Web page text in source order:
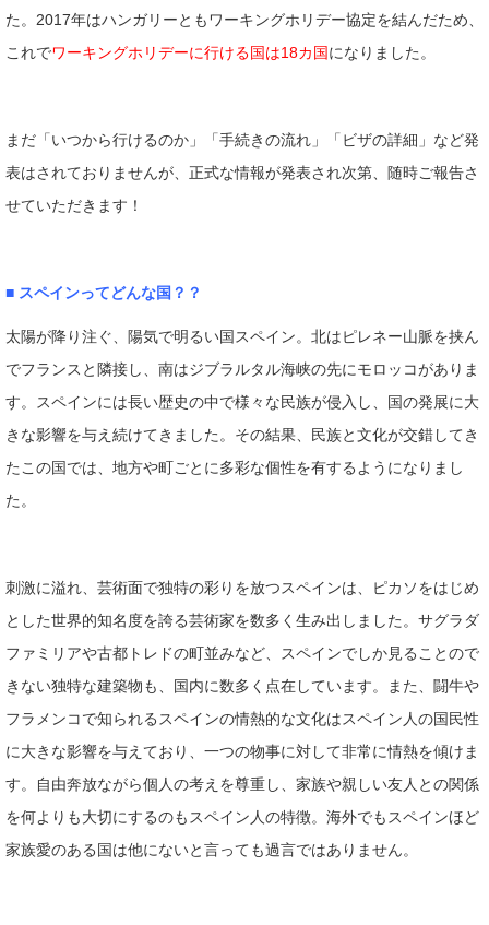
た。2017年はハンガリーともワーキングホリデー協定を結んだため、
これでワーキングホリデーに行ける国は18カ国になりました。
まだ「いつから行けるのか」「手続きの流れ」「ビザの詳細」など発
表はされておりませんが、正式な情報が発表され次第、随時ご報告さ
せていただきます！
■ スペインってどんな国？？
太陽が降り注ぐ、陽気で明るい国スペイン。北はピレネー山脈を挟ん
でフランスと隣接し、南はジブラルタル海峡の先にモロッコがありま
す。スペインには長い歴史の中で様々な民族が侵入し、国の発展に大
きな影響を与え続けてきました。その結果、民族と文化が交錯してき
たこの国では、地方や町ごとに多彩な個性を有するようになりまし
た。
刺激に溢れ、芸術面で独特の彩りを放つスペインは、ピカソをはじめ
とした世界的知名度を誇る芸術家を数多く生み出しました。サグラダ
ファミリアや古都トレドの町並みなど、スペインでしか見ることので
きない独特な建築物も、国内に数多く点在しています。また、闘牛や
フラメンコで知られるスペインの情熱的な文化はスペイン人の国民性
に大きな影響を与えており、一つの物事に対して非常に情熱を傾けま
す。自由奔放ながら個人の考えを尊重し、家族や親しい友人との関係
を何よりも大切にするのもスペイン人の特徴。海外でもスペインほど
家族愛のある国は他にないと言っても過言ではありません。